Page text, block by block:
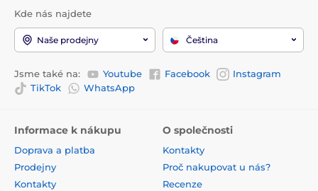
Kde nás najdete
Naše prodejny Čeština
Jsme také na: Youtube Facebook
Instagram
TikTok
WhatsApp
Informace k nákupu
Doprava a platba
Prodejny
Kontakty
O společnosti
Kontakty
Proč nakupovat u nás?
Recenze